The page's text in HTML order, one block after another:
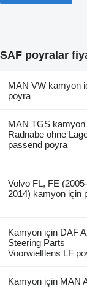
SAF poyralar
MAN VW kamyon
poyra
MAN TGS kamyon
Radnabe ohne
passend poyra
Volvo FL, FE (2005-
2014) kamyon için
Kamyon için DAF
Steering Parts
Voorwielflens LF
Kamyon için MAN